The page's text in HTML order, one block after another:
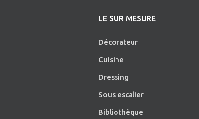
LE SUR MESURE
Décorateur
Cuisine
Dressing
Sous escalier
Bibliothèque